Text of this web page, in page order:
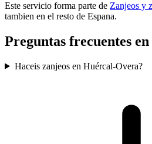
Este servicio forma parte de Zanjeos y
tambien en el resto de Espana.
Preguntas frecuentes
Haceis zanjeos en Huércal-Overa?